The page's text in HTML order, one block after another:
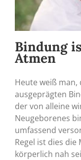
Bindung
Atmen
Heute weiß
ausgeprägten
der von alleine
Neugeborenes
umfassend
Regel ist dies
körperlich nah